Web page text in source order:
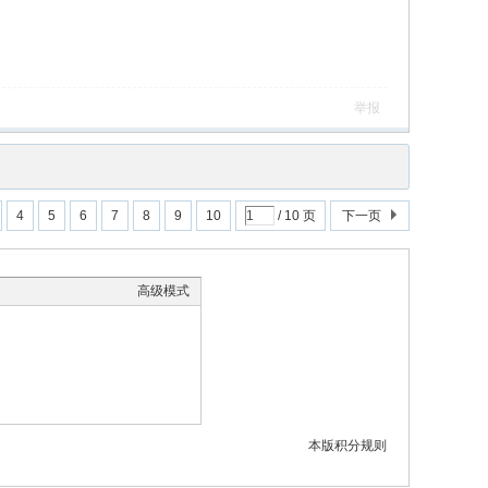
举报
4 5 6 7 8 9 10 / 10 页 下一页
高级模式
本版积分规则